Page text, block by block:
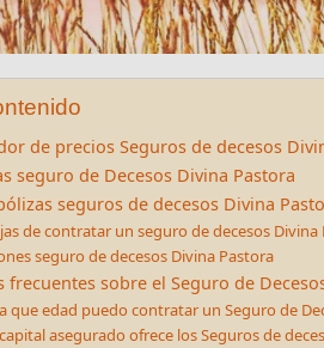
de precios Seguros de decesos
seguro de Decesos Divina Pastora
seguros de decesos Divina
de contratar un seguro de decesos Divina
seguro de decesos Divina Pastora
frecuentes sobre el Seguro de
que edad puedo contratar un Seguro de
asegurado ofrece los Seguros de